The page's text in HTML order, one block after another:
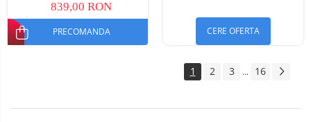
839,00 RON
PRECOMANDA CERE OFERTA
1 2 3 ... 16